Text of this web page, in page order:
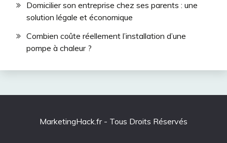
Domicilier son entreprise chez ses parents : une
solution légale et économique
Combien coûte réellement l’installation d’une
pompe à chaleur ?
MarketingHack.fr - Tous Droits Réservés